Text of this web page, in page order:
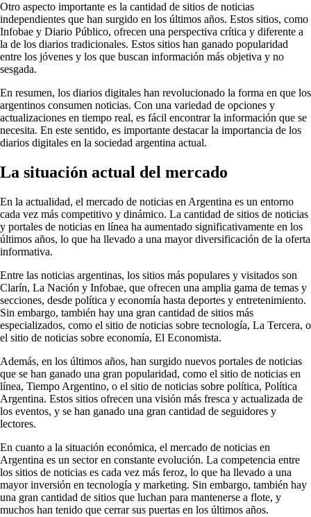
Otro aspecto importante es la cantidad de sitios de noticias
independientes que han surgido en los últimos años. Estos sitios, como
Infobae y Diario Público, ofrecen una perspectiva crítica y diferente a
la de los diarios tradicionales. Estos sitios han ganado popularidad
entre los jóvenes y los que buscan información más objetiva y no
sesgada.
En resumen, los diarios digitales han revolucionado la forma en que los
argentinos consumen noticias. Con una variedad de opciones y
actualizaciones en tiempo real, es fácil encontrar la información que se
necesita. En este sentido, es importante destacar la importancia de los
diarios digitales en la sociedad argentina actual.
La situación actual del mercado
En la actualidad, el mercado de noticias en Argentina es un entorno
cada vez más competitivo y dinámico. La cantidad de sitios de noticias
y portales de noticias en línea ha aumentado significativamente en los
últimos años, lo que ha llevado a una mayor diversificación de la oferta
informativa.
Entre las noticias argentinas, los sitios más populares y visitados son
Clarín, La Nación y Infobae, que ofrecen una amplia gama de temas y
secciones, desde política y economía hasta deportes y entretenimiento.
Sin embargo, también hay una gran cantidad de sitios más
especializados, como el sitio de noticias sobre tecnología, La Tercera, o
el sitio de noticias sobre economía, El Economista.
Además, en los últimos años, han surgido nuevos portales de noticias
que se han ganado una gran popularidad, como el sitio de noticias en
línea, Tiempo Argentino, o el sitio de noticias sobre política, Política
Argentina. Estos sitios ofrecen una visión más fresca y actualizada de
los eventos, y se han ganado una gran cantidad de seguidores y
lectores.
En cuanto a la situación económica, el mercado de noticias en
Argentina es un sector en constante evolución. La competencia entre
los sitios de noticias es cada vez más feroz, lo que ha llevado a una
mayor inversión en tecnología y marketing. Sin embargo, también hay
una gran cantidad de sitios que luchan para mantenerse a flote, y
muchos han tenido que cerrar sus puertas en los últimos años.